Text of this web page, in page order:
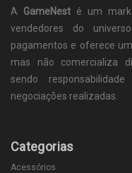
A GameNest é um
vendedores do
pagamentos e oferece
mas não comercializa
sendo
negociações realizadas.
Categorias
Acessórios